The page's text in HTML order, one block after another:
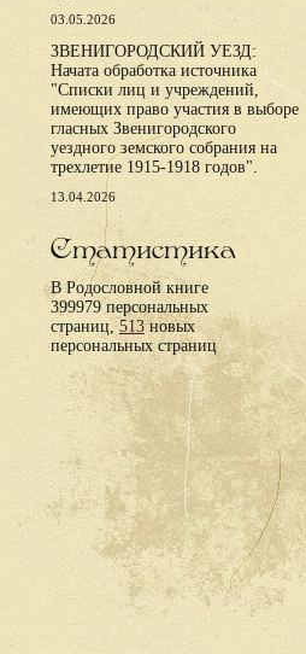
03.05.2026
ЗВЕНИГОРОДСКИЙ УЕЗД:
Начата обработка источника
"Списки лиц и учреждений,
имеющих право участия в выборе
гласных Звенигородского
уездного земского собрания на
трехлетие 1915-1918 годов".
13.04.2026
Статистика
В Родословной книге
399979 персональных
страниц,513новых
персональных страниц